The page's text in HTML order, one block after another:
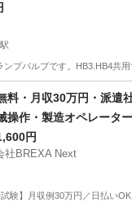
ンプバルブです。HB3.HB4共
駅 パーツ
料・月収30万円・派遣
操作・製造オペレータ
円
社BREXA Next
試験】月収例30万円／日払い